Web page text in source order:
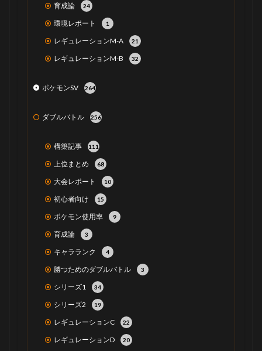
育成論 24
環境レポート 1
レギュレーションM-A 21
レギュレーションM-B 32
ポケモンSV 264
ダブルバトル 256
構築記事 111
上位まとめ 68
大会レポート 10
初心者向け 15
ポケモン使用率 9
育成論 3
キャラランク 4
勝つためのダブルバトル 3
シリーズ1 34
シリーズ2 19
レギュレーションC 22
レギュレーションD 20